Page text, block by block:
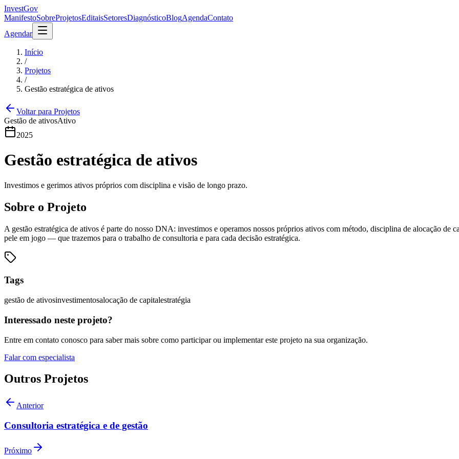
InvestGov
ManifestoSobreProjetosEditaisSetoresDiagnósticoBlogAgendaContato
Agendar
Início
/
Projetos
/
Gestão estratégica de ativos
Voltar para Projetos
Gestão de ativosAtivo
2025
Gestão estratégica de ativos
Investimos e gerimos ativos próprios com disciplina e visão de longo prazo.
Sobre o Projeto
A gestão estratégica de ativos é parte do nosso DNA: investimos e operamos nossos próprios ativos com método, disciplina de alocação
pele em jogo — que trazemos para o trabalho de consultoria e para cada decisão estratégica.
Tags
gestão de ativosinvestimentosalocação de capitalestratégia
Interessado neste projeto?
Entre em contato conosco para saber mais sobre como participar ou implementar este projeto na sua organização.
Falar com especialista
Outros Projetos
Anterior
Consultoria estratégica e de gestão
Próximo